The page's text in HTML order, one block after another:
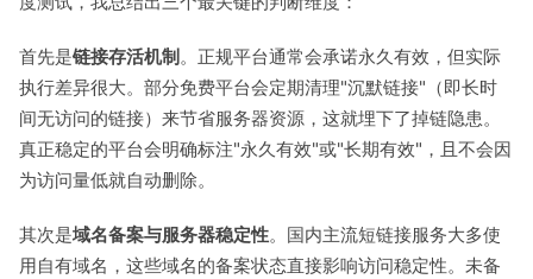
首先是链接存活机制。正规平台通常会承诺永久有效，但实际
执行差异很大。部分免费平台会定期清理"沉默链接"（即长时
间无访问的链接）来节省服务器资源，这就埋下了掉链隐患。
真正稳定的平台会明确标注"永久有效"或"长期有效"，且不会因
为访问量低就自动删除。
其次是域名备案与服务器稳定性。国内主流短链接服务大多使
用自有域名，这些域名的备案状态直接影响访问稳定性。未备